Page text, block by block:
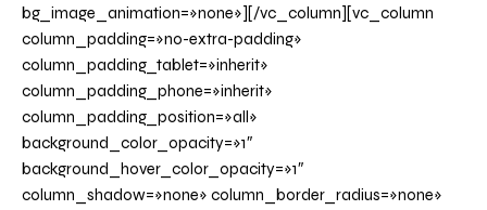
bg_image_animation=»none»][/vc_column][vc_column
column_padding=»no-extra-padding»
column_padding_tablet=»inherit»
column_padding_phone=»inherit»
column_padding_position=»all»
background_color_opacity=»1″
background_hover_color_opacity=»1″
column_shadow=»none» column_border_radius=»none»